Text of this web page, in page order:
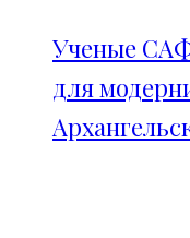
Ученые
для